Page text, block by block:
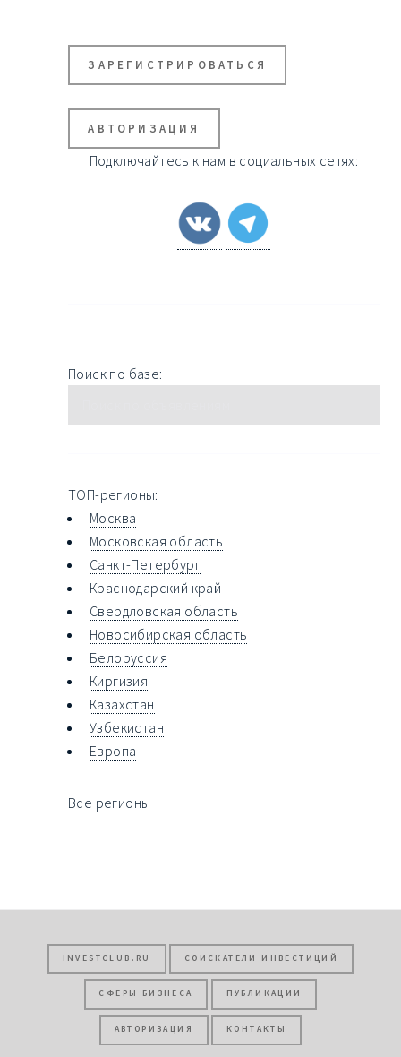
ЗАРЕГИСТРИРОВАТЬСЯ
АВТОРИЗАЦИЯ
Подключайтесь к нам в социальных сетях:
Поиск по базе:
ТОП-регионы:
Москва
Московская область
Санкт-Петербург
Краснодарский край
Свердловская область
Новосибирская область
Белоруссия
Киргизия
Казахстан
Узбекистан
Европа
Все регионы
INVESTCLUB.RU СОИСКАТЕЛИ ИНВЕСТИЦИЙ
СФЕРЫ БИЗНЕСА ПУБЛИКАЦИИ
АВТОРИЗАЦИЯ КОНТАКТЫ